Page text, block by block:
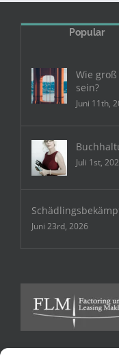
Popular
Wie
sein?
Juni 11th,
Juli 1st,
Juni 23rd, 2026